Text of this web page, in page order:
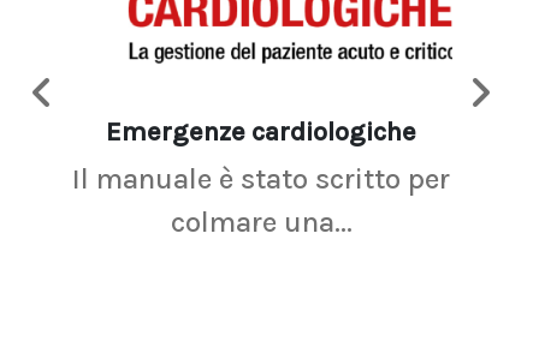
Emergenze cardiologiche
Il manuale è stato scritto per
colmare una...